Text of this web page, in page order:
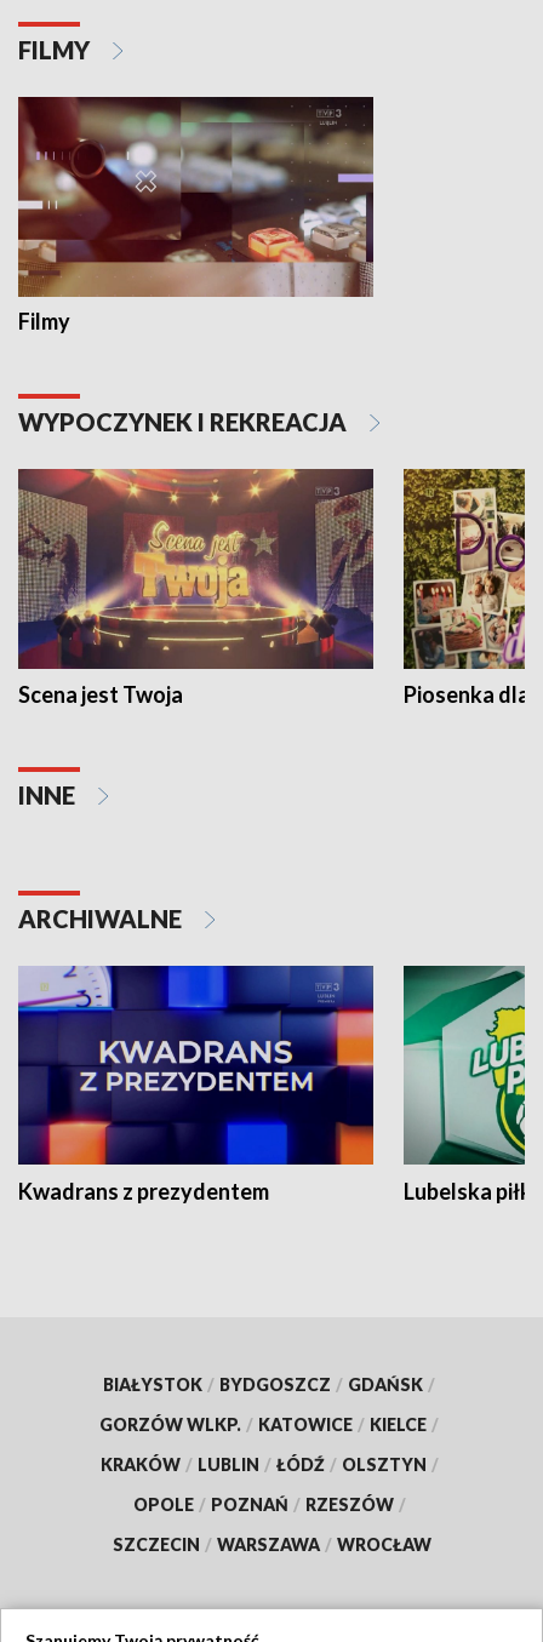
FILMY
Filmy
WYPOCZYNEK I REKREACJA
Scena jest Twoja Piosenka dla
INNE
ARCHIWALNE
Kwadrans z prezydentem Lubelska piłka
BIAŁYSTOK / BYDGOSZCZ / GDAŃSK /
GORZÓW WLKP. / KATOWICE / KIELCE /
KRAKÓW / LUBLIN / ŁÓDŹ / OLSZTYN /
OPOLE / POZNAŃ / RZESZÓW /
SZCZECIN / WARSZAWA / WROCŁAW